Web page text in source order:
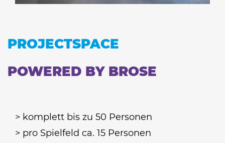
PROJECTSPACE
POWERED BY BROSE
> komplett bis zu 50 Personen
> pro Spielfeld ca. 15 Personen